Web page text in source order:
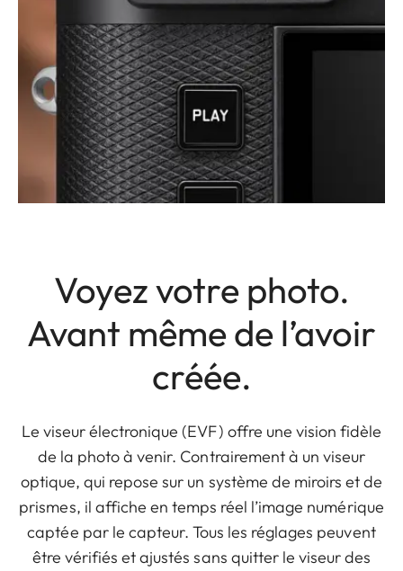
Voyez votre photo.
Avant même de l’avoir
créée.
Le viseur électronique (EVF) offre une vision fidèle
de la photo à venir. Contrairement à un viseur
optique, qui repose sur un système de miroirs et de
prismes, il affiche en temps réel l’image numérique
captée par le capteur. Tous les réglages peuvent
être vérifiés et ajustés sans quitter le viseur des